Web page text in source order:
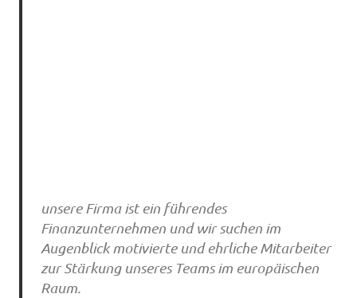
unsere Firma ist ein führendes
Finanzunternehmen und wir suchen im
Augenblick motivierte und ehrliche Mitarbeiter
zur Stärkung unseres Teams im europäischen
Raum.